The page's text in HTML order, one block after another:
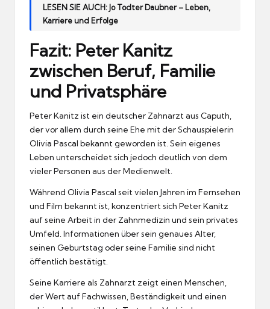
LESEN SIE AUCH: Jo Todter Daubner – Leben,
Karriere und Erfolge
Fazit: Peter Kanitz
zwischen Beruf, Familie
und Privatsphäre
Peter Kanitz ist ein deutscher Zahnarzt aus Caputh,
der vor allem durch seine Ehe mit der Schauspielerin
Olivia Pascal bekannt geworden ist. Sein eigenes
Leben unterscheidet sich jedoch deutlich von dem
vieler Personen aus der Medienwelt.
Während Olivia Pascal seit vielen Jahren im Fernsehen
und Film bekannt ist, konzentriert sich Peter Kanitz
auf seine Arbeit in der Zahnmedizin und sein privates
Umfeld. Informationen über sein genaues Alter,
seinen Geburtstag oder seine Familie sind nicht
öffentlich bestätigt.
Seine Karriere als Zahnarzt zeigt einen Menschen,
der Wert auf Fachwissen, Beständigkeit und einen